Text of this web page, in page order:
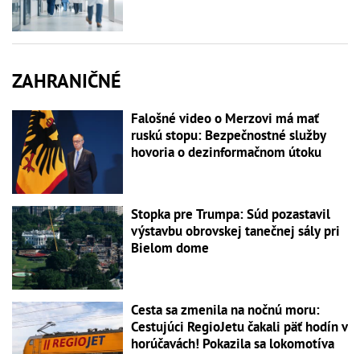
ZAHRANIČNÉ
Falošné video o Merzovi má mať
ruskú stopu: Bezpečnostné služby
hovoria o dezinformačnom útoku
Stopka pre Trumpa: Súd pozastavil
výstavbu obrovskej tanečnej sály pri
Bielom dome
Cesta sa zmenila na nočnú moru:
Cestujúci RegioJetu čakali päť hodín v
horúčavách! Pokazila sa lokomotíva